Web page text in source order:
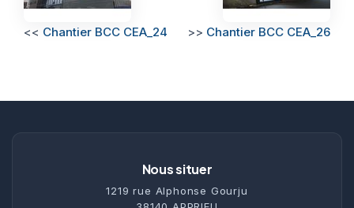
<< Chantier BCC CEA_24 >> Chantier BCC CEA_26
Nous situer
1219 rue Alphonse Gourju